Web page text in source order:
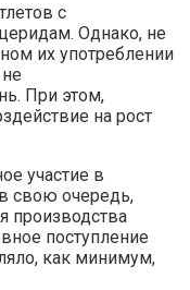
с
Однако, не
их употреблении
При этом,
на рост
участие в
свою очередь,
производства
поступление
как минимум,